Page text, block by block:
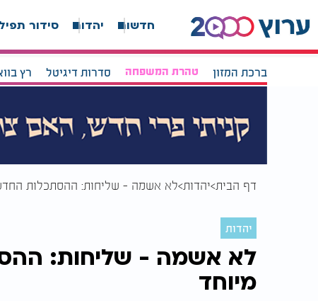
חדשות יהדות סידור
ברכת המזון טהרת המשפחה סדרות דיגיטל רץ
דף הבית יהדות לא אשמה - שליחות: ההסתכלות
יהדות
לא אשמה - שליחות:
מיוחד